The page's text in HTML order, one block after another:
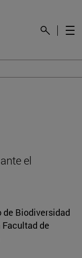
el
Biodiversidad
de